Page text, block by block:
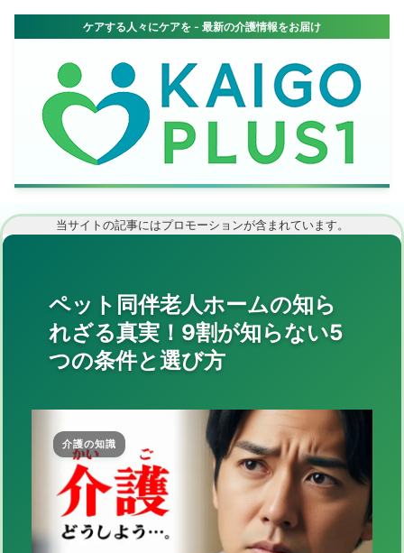
当サイトの記事にはプロモーションが含まれています。
ペット同伴老人ホームの知ら
れざる真実！9割が知らない5
つの条件と選び方
介護の知識